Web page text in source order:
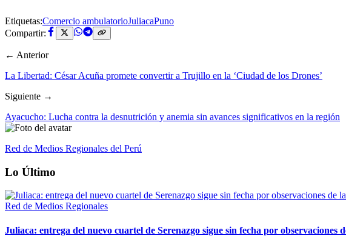
Etiquetas:Comercio ambulatorioJuliacaPuno
Compartir:
← Anterior
La Libertad: César Acuña promete convertir a Trujillo en la ‘Ciudad de los Drones’
Siguiente →
Ayacucho: Lucha contra la desnutrición y anemia sin avances significativos en la región
Red de Medios Regionales del Perú
Lo Último
Red de Medios Regionales
Juliaca: entrega del nuevo cuartel de Serenazgo sigue sin fecha por observaciones